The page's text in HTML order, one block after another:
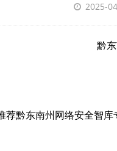
2025-
黔东南
东南州网络安全智库